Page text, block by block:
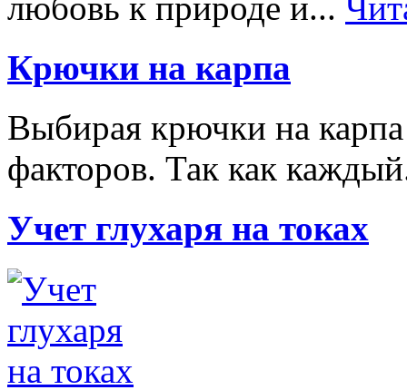
Крючки на карпа
Выбирая крючки на карпа
факторов. Так как
Учет глухаря на токах